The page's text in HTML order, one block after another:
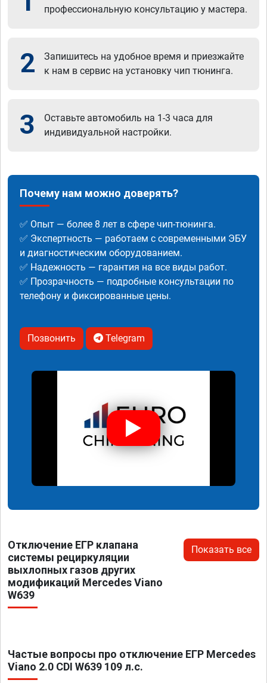
профессиональную консультацию у мастера.
2
Запишитесь на удобное время и приезжайте
к нам в сервис на установку чип тюнинга.
3
Оставьте автомобиль на 1-3 часа для
индивидуальной настройки.
Почему нам можно доверять?
✅ Опыт — более 8 лет в сфере чип-тюнинга.
✅ Экспертность — работаем с современными ЭБУ
и диагностическим оборудованием.
✅ Надежность — гарантия на все виды работ.
✅ Прозрачность — подробные консультации по
телефону и фиксированные цены.
Позвонить Telegram
Отключение ЕГР клапана
системы рециркуляции
выхлопных газов других
модификаций Mercedes Viano
W639
Показать все
Частые вопросы про отключение ЕГР Mercedes
Viano 2.0 CDI W639 109 л.с.